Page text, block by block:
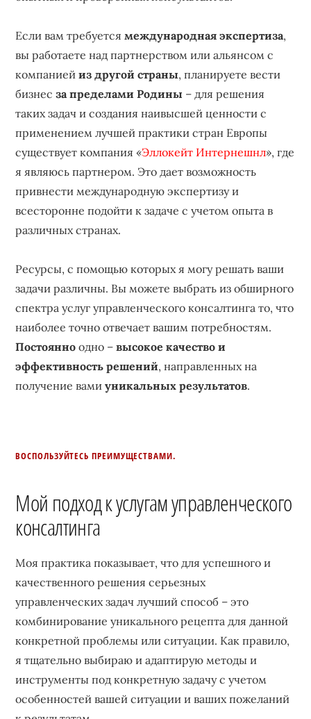
Если вам требуетсямеждународная экспертиза,
вы работаете над партнерством или альянсом с
компаниейиз другой страны, планируете вести
бизнесза пределами Родины – для решения
таких задач и создания наивысшей ценности с
применением лучшей практики стран Европы
существует компания «Эллокейт Интернешнл», где
я являюсь партнером. Это дает возможность
привнести международную экспертизу и
всесторонне подойти к задаче с учетом опыта в
различных странах.
Ресурсы, с помощью которых я могу решать ваши
задачи различны. Вы можете выбрать из обширного
спектра услуг управленческого консалтинга то, что
наиболее точно отвечает вашим потребностям.
Постоянно одно –высокое качество и
эффективность решений, направленных на
получение вамиуникальных результатов.
ВОСПОЛЬЗУЙТЕСЬ ПРЕИМУЩЕСТВАМИ.
Мой подход к услугам управленческого
консалтинга
Моя практика показывает, что для успешного и
качественного решения серьезных
управленческих задач лучший способ – это
комбинирование уникального рецепта для данной
конкретной проблемы или ситуации. Как правило,
я тщательно выбираю и адаптирую методы и
инструменты под конкретную задачу с учетом
особенностей вашей ситуации и ваших пожеланий